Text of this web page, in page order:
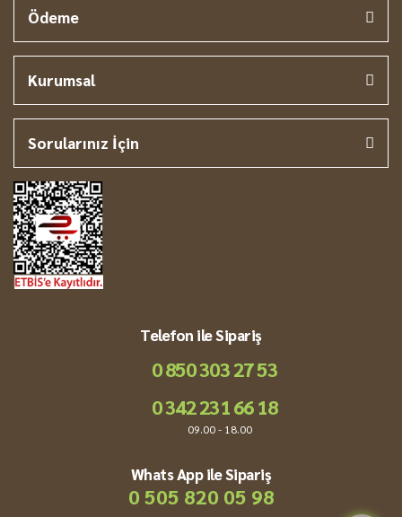
Ödeme
Kurumsal
Sorularınız İçin
Telefon ile Sipariş
0 850 303 27 53
0 342 231 66 18
09.00 - 18.00
Whats App ile Sipariş
0 505 820 05 98